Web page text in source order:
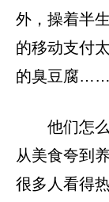
外，操着半
的移动支付
的臭豆腐……
他们怎
从美食夸到
很多人看得